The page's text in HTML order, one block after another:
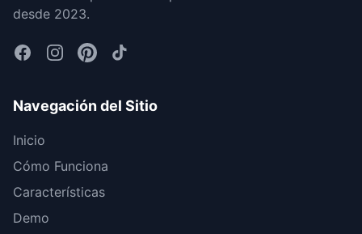
desde 2023.
Navegación del Sitio
Inicio
Cómo Funciona
Características
Demo